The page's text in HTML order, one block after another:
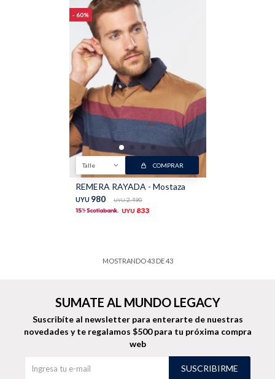
60
Talle COMPRAR
REMERA RAYADA - Mostaza
UYU 980 UYU 2.490
UYU 833
MOSTRANDO43DE43
SUMATE AL MUNDO LEGACY
Suscribíte al newsletter para enterarte de nuestras
novedades y te regalamos $500 para tu próxima compra
web
SUSCRIBIRME